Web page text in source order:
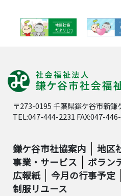
〒273-0195 千葉県鎌ケ谷市新
TEL:047-444-2231 FAX:047-
鎌ケ谷市社協案内
地区
事業・サービス
ボラン
広報紙
今月の行事予定
制服リユース